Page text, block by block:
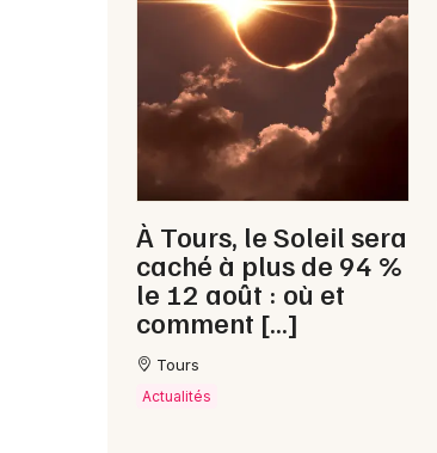
À Tours, le Soleil sera
caché à plus de 94 %
le 12 août : où et
comment […]
Tours
Actualités